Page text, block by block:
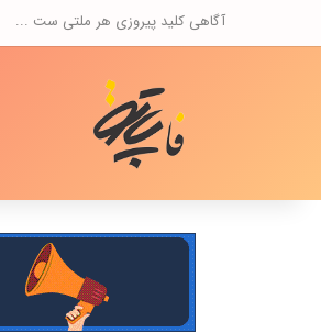
آگاهی کلید پیروزی هر ملتی ست ...